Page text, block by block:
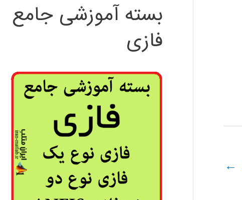
←
بسته آموزشی جامع
فازی